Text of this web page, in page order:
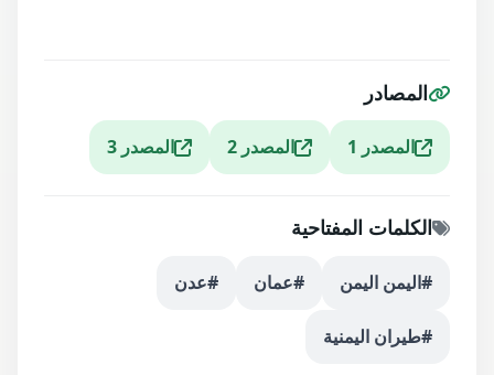
المصادر
المصدر 1 المصدر 2 المصدر 3
الكلمات المفتاحية
#اليمن اليمن #عمان #عدن
#طيران اليمنية